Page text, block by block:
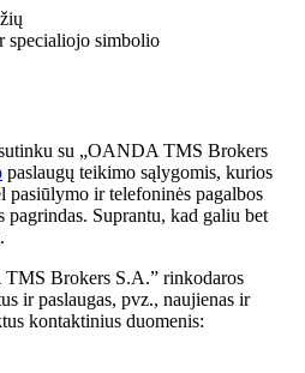
specialiojo simbolio
su „OANDA TMS Brokers
paslaugų teikimo sąlygomis, kurios
pasiūlymo ir telefoninės pagalbos
pagrindas. Suprantu, kad galiu bet
Brokers S.A.” rinkodaros
ir paslaugas, pvz., naujienas ir
kontaktinius duomenis: